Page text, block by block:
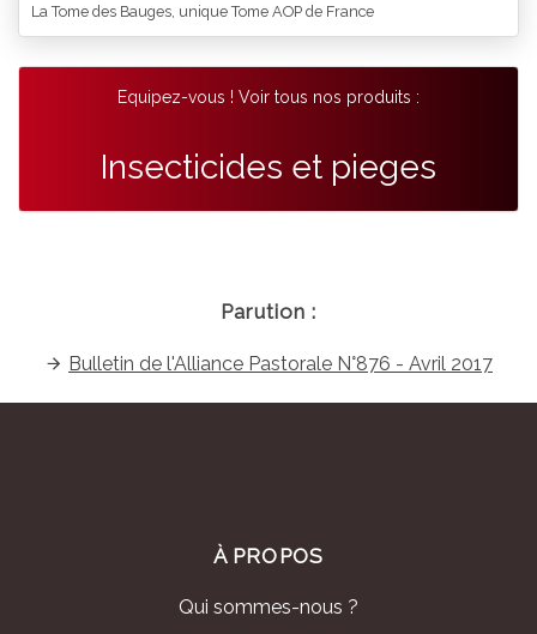
La Tome des Bauges, unique Tome AOP de France
Equipez-vous ! Voir tous nos produits :
Insecticides et pieges
Parution :
Bulletin de l'Alliance Pastorale N°876 - Avril 2017
À PROPOS
Qui sommes-nous ?